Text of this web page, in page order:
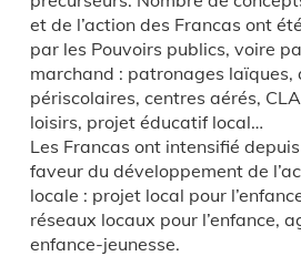
et de l’action des Francas ont
par les Pouvoirs publics, voire
marchand : patronages laïques,
périscolaires, centres aérés,
loisirs, projet éducatif local…
Les Francas ont intensifié
faveur du développement de
locale : projet local pour
réseaux locaux pour l’enfance,
enfance-jeunesse.